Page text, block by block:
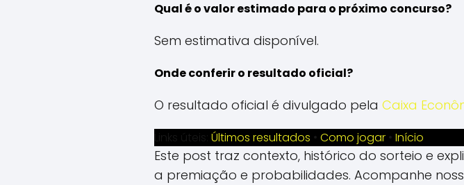
Qual é o valor estimado para o próximo concurso?
Sem estimativa disponível.
Onde conferir o resultado oficial?
O resultado oficial é divulgado pela Caixa
Links úteis: Últimos resultados • Como jogar • Início
Este post traz contexto, histórico do sorteio e
a premiação e probabilidades. Acompanhe